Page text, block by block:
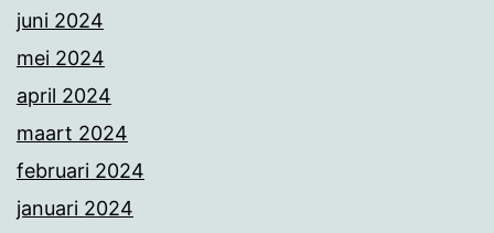
juni 2024
mei 2024
april 2024
maart 2024
februari 2024
januari 2024